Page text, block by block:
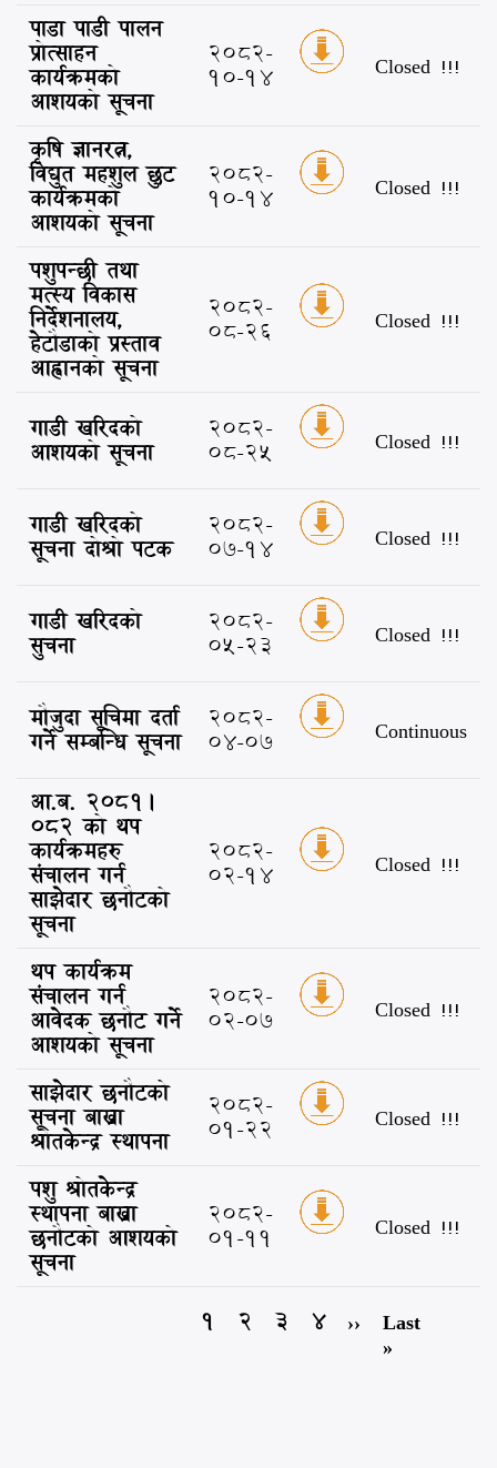
पाडा पाडी पालन
प्रोत्साहन
कार्यक्रमको
आशयको सूचना
2082-
10-14 Closed !!!
कृषि ज्ञानरत्न,
विद्युत महशुल छुट
कार्यक्रमको
आशयको सूचना
2082-
10-14 Closed !!!
पशुपन्छी तथा
मत्स्य विकास
निर्देशनालय,
हेटौडाको प्रस्ताव
आह्वानको सूचना
2082-
08-26 Closed !!!
गाडी खरिदको
आशयको सूचना
2082-
08-25 Closed !!!
गाडी खरिदको
सूचना दोश्रो पटक
2082-
07-14 Closed !!!
गाडी खरिदको
सुचना
2082-
05-23 Closed !!!
मौजुदा सूचिमा दर्ता
गर्ने सम्बन्धि सूचना
2082-
04-07 Continuous
आ.ब. २०८१।
०८२ को थप
कार्यक्रमहरु
संचालन गर्न
साझेदार छनौटको
सूचना
2082-
02-14 Closed !!!
थप कार्यक्रम
संचालन गर्न
आवेदक छनौट गर्ने
आशयको सूचना
2082-
02-07 Closed !!!
साझेदार छनौटको
सूचना बाख्रा
श्रोतकेन्द्र स्थापना
2082-
01-22 Closed !!!
पशु श्रोतकेन्द्र
स्थापना बाख्रा
छनौटको आशयको
सूचना
2082-
01-11 Closed !!!
Pagination
Current
1 Page
2 Page
3 Page
4 Next
page
›› Last
page
Last
»